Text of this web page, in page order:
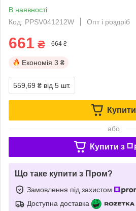
В наявності
Код: PPSV041212W
Опт і роздріб
661 ₴ 664 ₴
Економія 3 ₴
559,69 ₴ від 5 шт.
Купити
або
Купити з
Що таке купити з Пром?
Замовлення під захистом
Доступна доставка